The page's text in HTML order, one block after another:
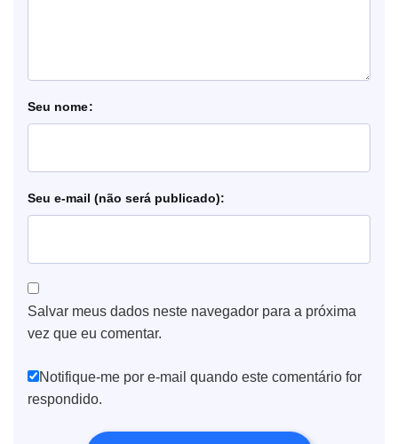
nome
e-mail
Salvar meus dados neste navegador para a próxima
vez que eu comentar.
Notifique-me por e-mail quando este comentário for
respondido.